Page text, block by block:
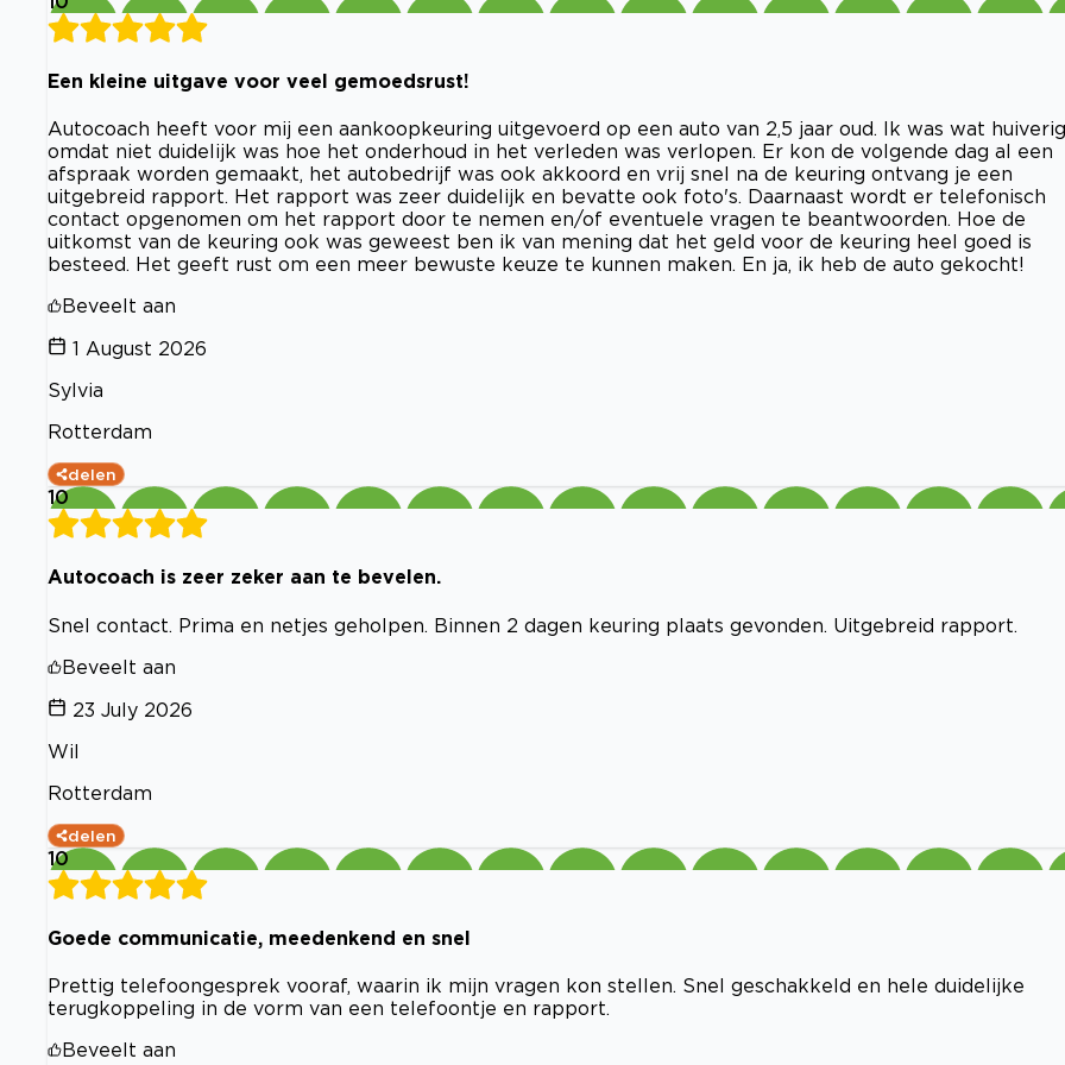
Een kleine uitgave voor veel gemoedsrust!
Autocoach heeft voor mij een aankoopkeuring uitgevoerd op een auto van 2,5 jaar oud. Ik was wat huiverig
omdat niet duidelijk was hoe het onderhoud in het verleden was verlopen. Er kon de volgende dag al een
afspraak worden gemaakt, het autobedrijf was ook akkoord en vrij snel na de keuring ontvang je een
uitgebreid rapport. Het rapport was zeer duidelijk en bevatte ook foto's. Daarnaast wordt er telefonisch
contact opgenomen om het rapport door te nemen en/of eventuele vragen te beantwoorden. Hoe de
uitkomst van de keuring ook was geweest ben ik van mening dat het geld voor de keuring heel goed is
besteed. Het geeft rust om een meer bewuste keuze te kunnen maken. En ja, ik heb de auto gekocht!
Beveelt aan
1 August 2026
Sylvia
Rotterdam
delen
10
Autocoach is zeer zeker aan te bevelen.
Snel contact. Prima en netjes geholpen. Binnen 2 dagen keuring plaats gevonden. Uitgebreid rapport.
Beveelt aan
23 July 2026
Wil
Rotterdam
delen
10
Goede communicatie, meedenkend en snel
Prettig telefoongesprek vooraf, waarin ik mijn vragen kon stellen. Snel geschakkeld en hele duidelijke
terugkoppeling in de vorm van een telefoontje en rapport.
Beveelt aan